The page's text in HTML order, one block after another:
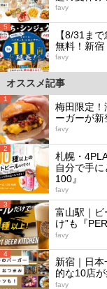
favy
5
【8/31ま
無料！新宿
favy
オススメ記事
1
梅田限定！
ーガーが新
favy
2
札幌・
自分で手
100』
favy
3
富山駅｜ビ
け”も『
favy
4
新宿｜日
的な10店
favy